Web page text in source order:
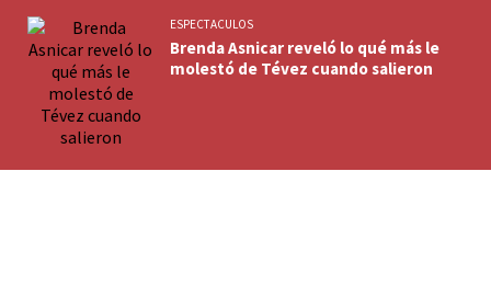
ESPECTACULOS
Brenda Asnicar reveló lo qué más le
molestó de Tévez cuando salieron